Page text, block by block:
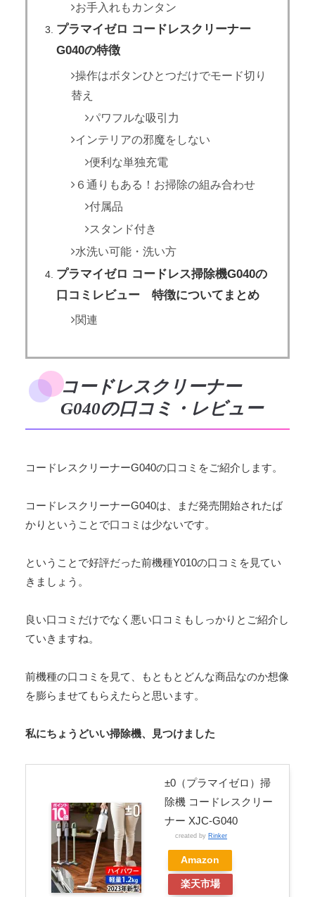
お手入れもカンタン
プラマイゼロ コードレスクリーナー
G040の特徴
操作はボタンひとつだけでモード切り
替え
パワフルな吸引力
インテリアの邪魔をしない
便利な単独充電
６通りもある！お掃除の組み合わせ
付属品
スタンド付き
水洗い可能・洗い方
プラマイゼロ コードレス掃除機G040の
口コミレビュー 特徴についてまとめ
関連
コードレスクリーナー
G040の口コミ・レビュー
コードレスクリーナーG040の口コミをご紹介します。
コードレスクリーナーG040は、まだ発売開始されたば
かりということで口コミは少ないです。
ということで好評だった前機種Y010の口コミを見てい
きましょう。
良い口コミだけでなく悪い口コミもしっかりとご紹介し
ていきますね。
前機種の口コミを見て、もともとどんな商品なのか想像
を膨らませてもらえたらと思います。
私にちょうどいい掃除機、見つけました
±0（プラマイゼロ）掃
除機 コードレスクリー
ナー XJC-G040
created by Rinker
Amazon
楽天市場